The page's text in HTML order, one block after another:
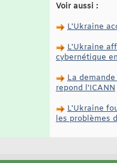
Voir aussi :
L'Ukraine
L'Ukraine
cybernétique
La
repond l'ICANN
L'Ukraine
les problèmes